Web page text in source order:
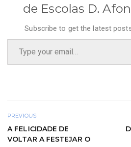
de Escolas D.
Subscribe to get the latest
Type your email…
PREVIOUS
A FELICIDADE DE
VOLTAR A FESTEJAR O